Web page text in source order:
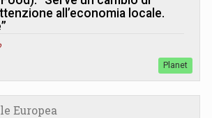
all’economia locale.
Planet
Europea